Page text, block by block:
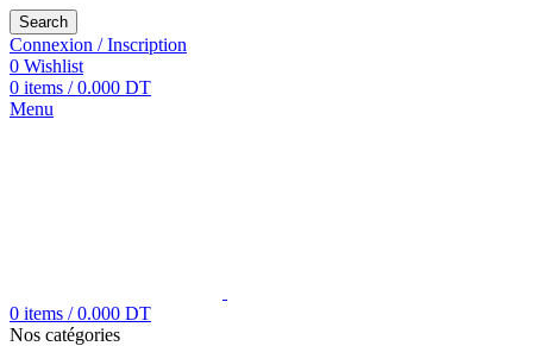
Search
Connexion / Inscription
0 Wishlist
0 items / 0.000 DT
Menu
0 items / 0.000 DT
Nos catégories